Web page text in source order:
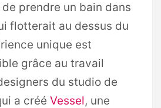
prendre un bain dans
flotterait au dessus du
unique est
grâce au travail
du studio de
a créé Vessel, une